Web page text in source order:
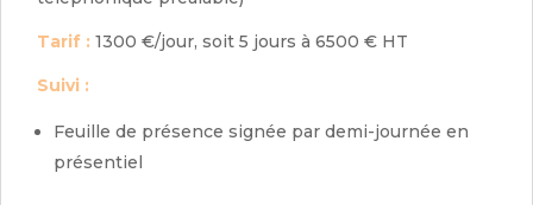
Tarif : 1300 €/jour, soit 5 jours à 6500 € HT
Suivi :
Feuille de présence signée par demi-journée en
présentiel